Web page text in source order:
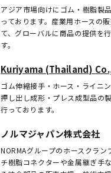
アジア市場向けにゴム・樹脂製
っております。産業用ホースの
て、グローバルに商品の提供を
す。
Kuriyama (Thailand)
ゴム伸縮接手・ホース・ライニ
押し出し成形・プレス成型品の
行っております。
ノルマジャパン株式会社
NORMAグループのホースクラン
チ樹脂コネクターや金属継ぎ手